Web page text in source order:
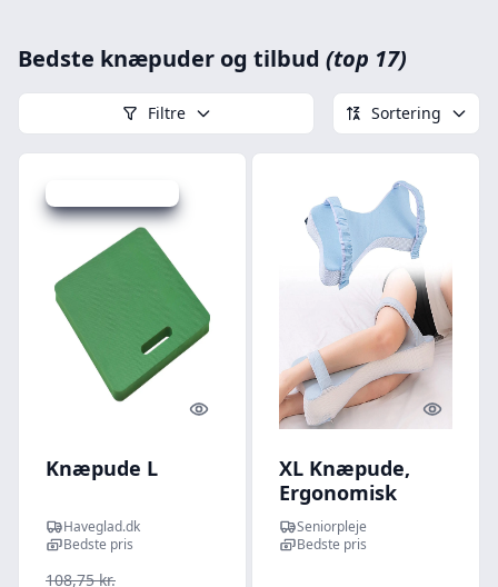
Bedste knæpuder og tilbud (top 17)
Filtre Sortering
Quick look
Knæpude L
Haveglad.dk
Bedste pris
108,75 kr.
Quick
XL Knæpude,
Ergonomisk
53x25x8 cm
Seniorpleje
Bedste pris